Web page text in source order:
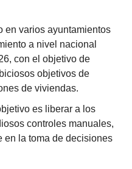
en varios ayuntamientos
a nivel nacional
con el objetivo de
objetivos de
de viviendas.
es liberar a los
controles manuales,
en la toma de decisiones